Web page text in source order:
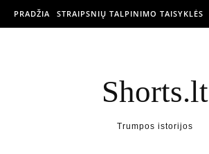
PRADŽIA STRAIPSNIŲ TALPINIMO TAISYKLĖS
Shorts.lt
Trumpos istorijos